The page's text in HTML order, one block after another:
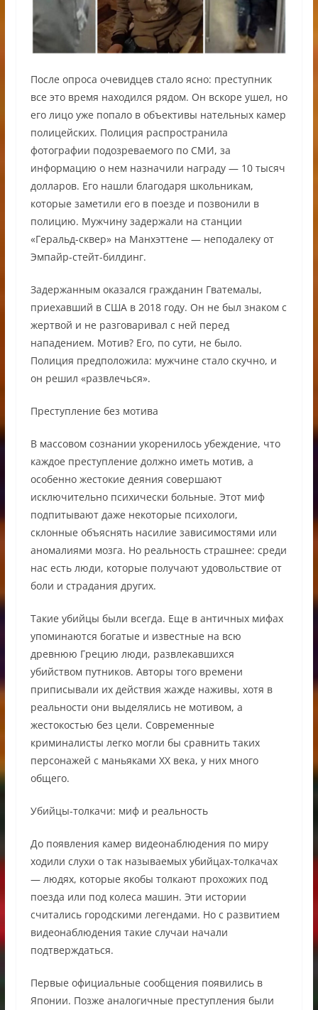
После опроса очевидцев стало ясно: преступник
все это время находился рядом. Он вскоре ушел, но
его лицо уже попало в объективы нательных камер
полицейских. Полиция распространила
фотографии подозреваемого по СМИ, за
информацию о нем назначили награду — 10 тысяч
долларов. Его нашли благодаря школьникам,
которые заметили его в поезде и позвонили в
полицию. Мужчину задержали на станции
«Геральд-сквер» на Манхэттене — неподалеку от
Эмпайр-стейт-билдинг.
Задержанным оказался гражданин Гватемалы,
приехавший в США в 2018 году. Он не был знаком с
жертвой и не разговаривал с ней перед
нападением. Мотив? Его, по сути, не было.
Полиция предположила: мужчине стало скучно, и
он решил «развлечься».
Преступление без мотива
В массовом сознании укоренилось убеждение, что
каждое преступление должно иметь мотив, а
особенно жестокие деяния совершают
исключительно психически больные. Этот миф
подпитывают даже некоторые психологи,
склонные объяснять насилие зависимостями или
аномалиями мозга. Но реальность страшнее: среди
нас есть люди, которые получают удовольствие от
боли и страдания других.
Такие убийцы были всегда. Еще в античных мифах
упоминаются богатые и известные на всю
древнюю Грецию люди, развлекавшихся
убийством путников. Авторы того времени
приписывали их действия жажде наживы, хотя в
реальности они выделялись не мотивом, а
жестокостью без цели. Современные
криминалисты легко могли бы сравнить таких
персонажей с маньяками XX века, у них много
общего.
Убийцы-толкачи: миф и реальность
До появления камер видеонаблюдения по миру
ходили слухи о так называемых убийцах-толкачах
— людях, которые якобы толкают прохожих под
поезда или под колеса машин. Эти истории
считались городскими легендами. Но с развитием
видеонаблюдения такие случаи начали
подтверждаться.
Первые официальные сообщения появились в
Японии. Позже аналогичные преступления были